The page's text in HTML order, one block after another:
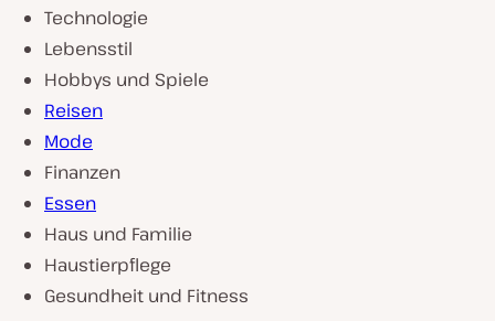
Technologie
Lebensstil
Hobbys und Spiele
Reisen
Mode
Finanzen
Essen
Haus und Familie
Haustierpflege
Gesundheit und Fitness